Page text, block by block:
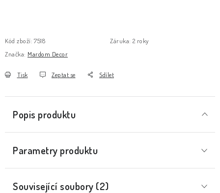
Kód zboží: 7518 Záruka: 2 roky
Značka: Mardom Decor
Tisk Zeptat se Sdílet
Popis produktu
Parametry produktu
Související soubory (2)